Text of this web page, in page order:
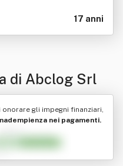
17 anni
di Abclog Srl
gli impegni finanziari,
nei pagamenti.